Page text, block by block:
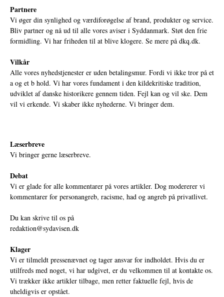
Partnere
Vi øger din synlighed og værdiforøgelse af brand, produkter og service.
Bliv partner og nå ud til alle vores aviser i Syddanmark. Støt den frie
formidling. Vi har friheden til at blive klogere. Se mere på dkq.dk.
Vilkår
Alle vores nyhedstjenester er uden betalingsmur. Fordi vi ikke tror på et
a og et b hold. Vi har vores fundament i den kildekritiske tradition,
udviklet af danske historikere gennem tiden. Fejl kan og vil ske. Dem
vil vi erkende. Vi skaber ikke nyhederne. Vi bringer dem.
Læserbreve
Vi bringer gerne læserbreve.
Debat
Vi er glade for alle kommentarer på vores artikler. Dog modererer vi
kommentarer for personangreb, racisme, had og angreb på privatlivet.
Du kan skrive til os på
redaktion@sydavisen.dk
Klager
Vi er tilmeldt pressenævnet og tager ansvar for indholdet. Hvis du er
utilfreds med noget, vi har udgivet, er du velkommen til at kontakte os.
Vi trækker ikke artikler tilbage, men retter faktuelle fejl, hvis de
uheldigvis er opstået.